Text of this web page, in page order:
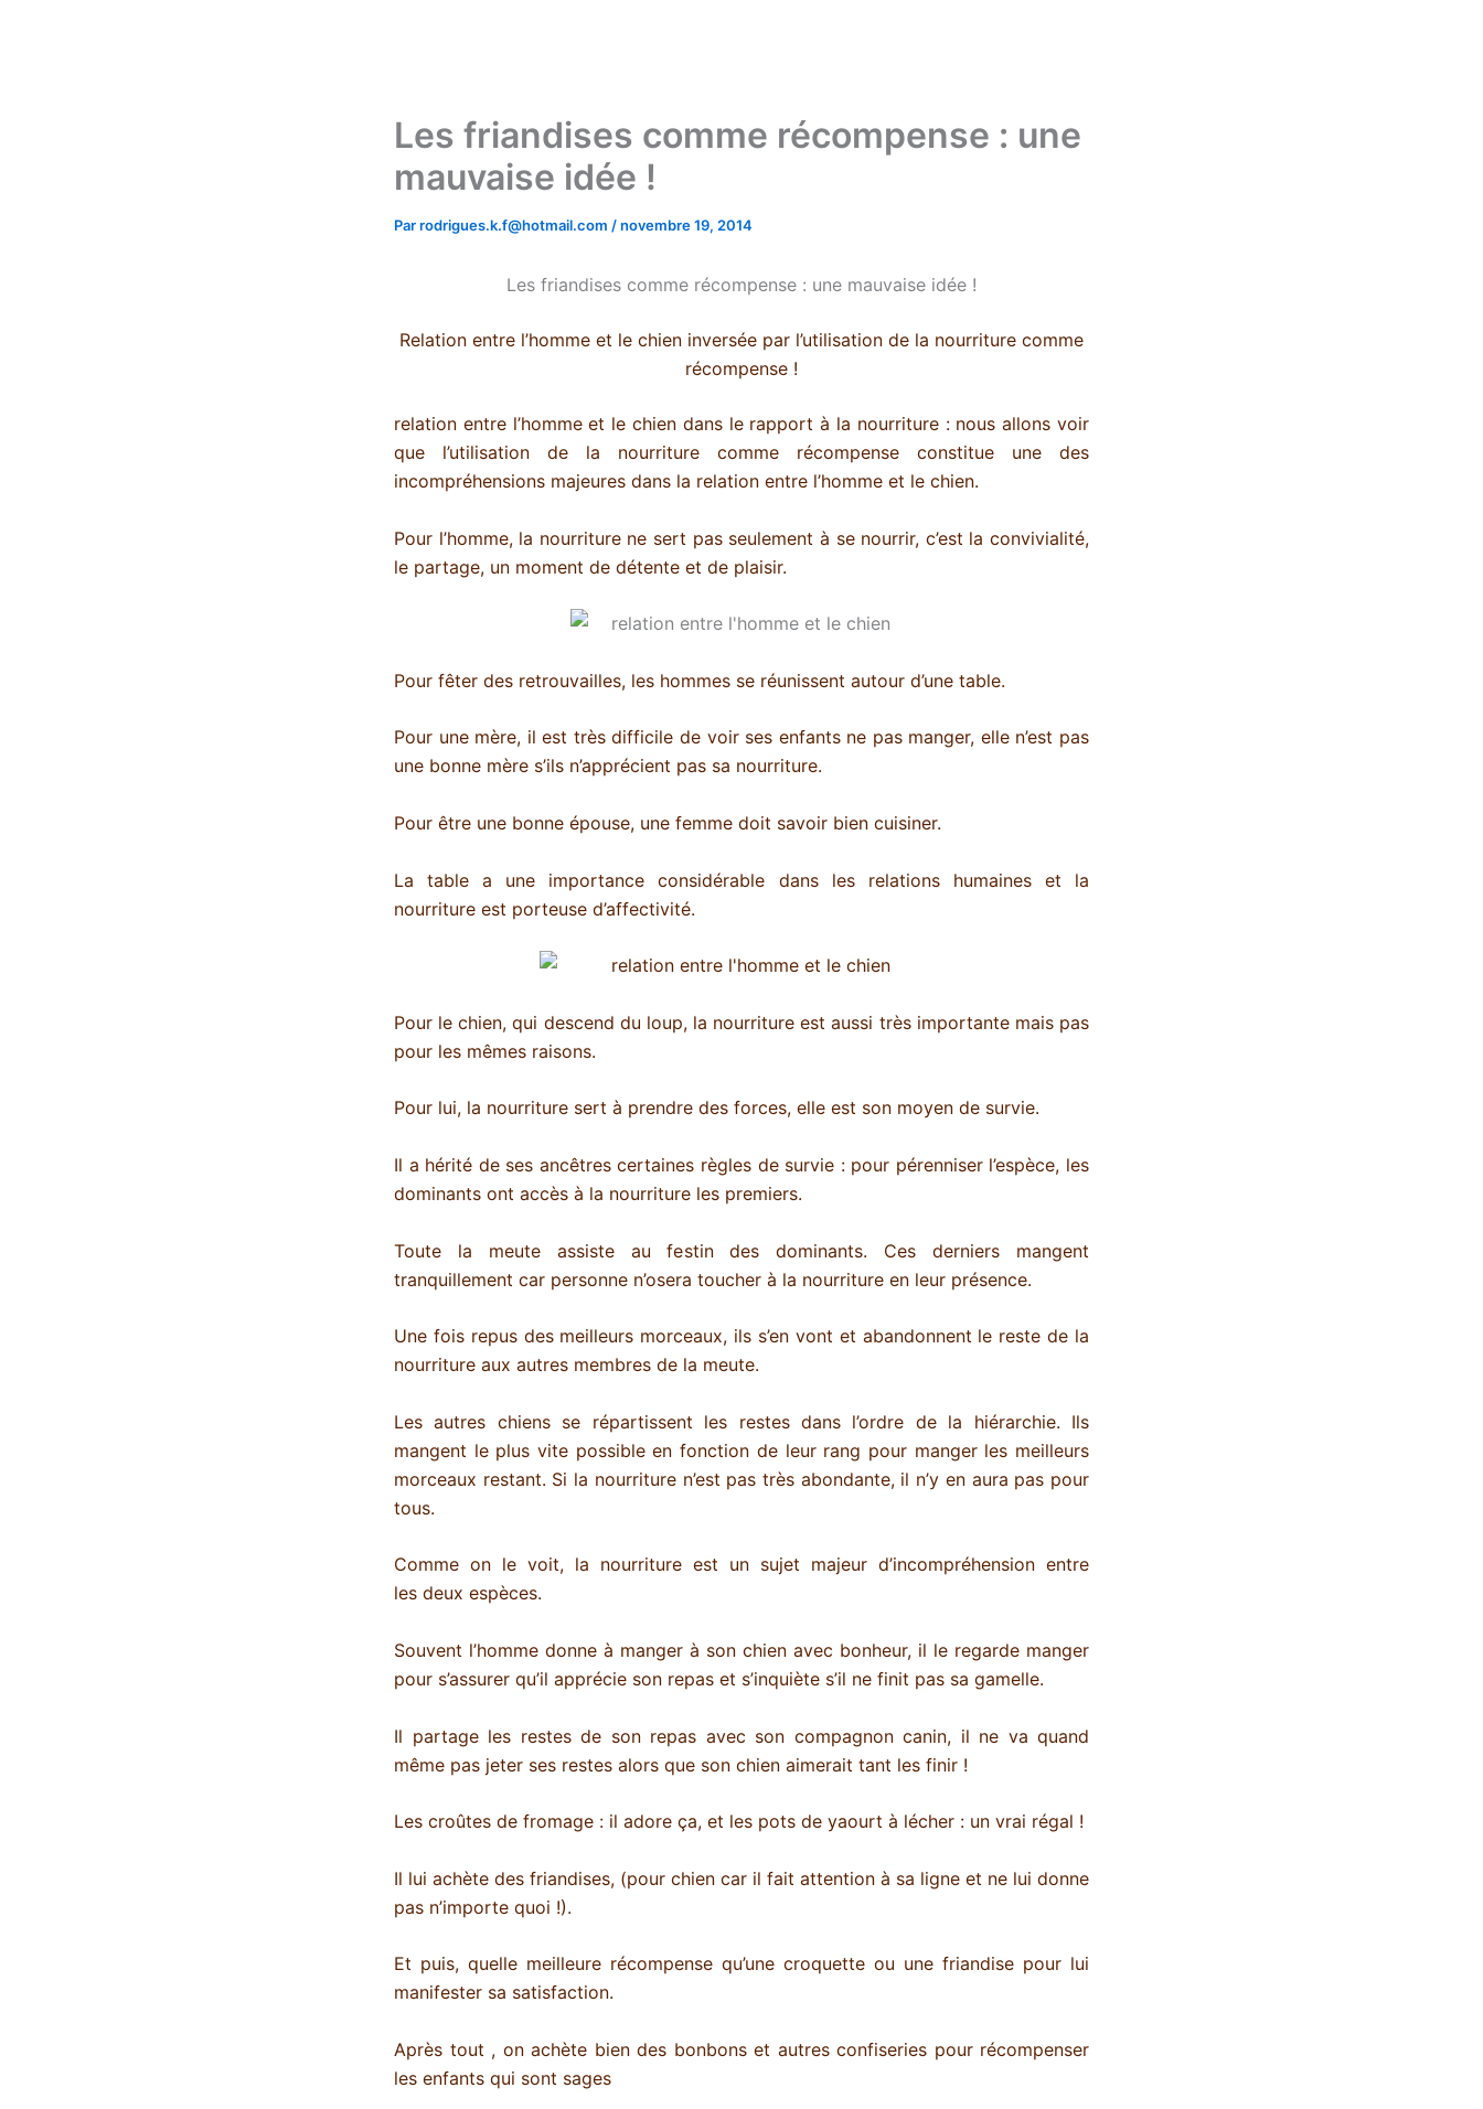
Les friandises comme récompense : une
mauvaise idée !
Parrodrigues.k.f@hotmail.com /novembre 19, 2014
Les friandises comme récompense : une mauvaise idée !
Relation entre l’homme et le chien inversée par l’utilisation de la nourriture comme
récompense !
relation entre l’homme et le chien dans le rapport à la nourriture : nous allons voir
que l’utilisation de la nourriture comme récompense constitue une des
incompréhensions majeures dans la relation entre l’homme et le chien.
Pour l’homme, la nourriture ne sert pas seulement à se nourrir, c’est la convivialité,
le partage, un moment de détente et de plaisir.
Pour fêter des retrouvailles, les hommes se réunissent autour d’une table.
Pour une mère, il est très difficile de voir ses enfants ne pas manger, elle n’est pas
une bonne mère s’ils n’apprécient pas sa nourriture.
Pour être une bonne épouse, une femme doit savoir bien cuisiner.
La table a une importance considérable dans les relations humaines et la
nourriture est porteuse d’affectivité.
Pour le chien, qui descend du loup, la nourriture est aussi très importante mais pas
pour les mêmes raisons.
Pour lui, la nourriture sert à prendre des forces, elle est son moyen de survie.
Il a hérité de ses ancêtres certaines règles de survie : pour pérenniser l’espèce, les
dominants ont accès à la nourriture les premiers.
Toute la meute assiste au festin des dominants. Ces derniers mangent
tranquillement car personne n’osera toucher à la nourriture en leur présence.
Une fois repus des meilleurs morceaux, ils s’en vont et abandonnent le reste de la
nourriture aux autres membres de la meute.
Les autres chiens se répartissent les restes dans l’ordre de la hiérarchie. Ils
mangent le plus vite possible en fonction de leur rang pour manger les meilleurs
morceaux restant. Si la nourriture n’est pas très abondante, il n’y en aura pas pour
tous.
Comme on le voit, la nourriture est un sujet majeur d’incompréhension entre
les deux espèces.
Souvent l’homme donne à manger à son chien avec bonheur, il le regarde manger
pour s’assurer qu’il apprécie son repas et s’inquiète s’il ne finit pas sa gamelle.
Il partage les restes de son repas avec son compagnon canin, il ne va quand
même pas jeter ses restes alors que son chien aimerait tant les finir !
Les croûtes de fromage : il adore ça, et les pots de yaourt à lécher : un vrai régal !
Il lui achète des friandises, (pour chien car il fait attention à sa ligne et ne lui donne
pas n’importe quoi !).
Et puis, quelle meilleure récompense qu’une croquette ou une friandise pour lui
manifester sa satisfaction.
Après tout , on achète bien des bonbons et autres confiseries pour récompenser
les enfants qui sont sages